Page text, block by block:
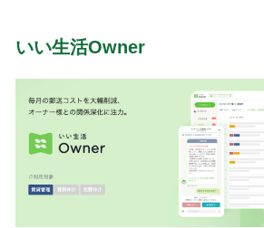
いい生活Owner